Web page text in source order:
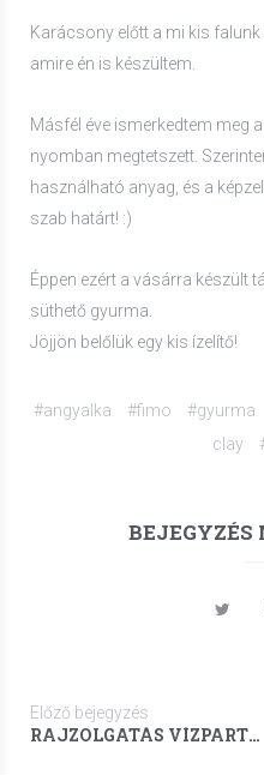
Karácsony előtt a mi kis falunk
amire én is készültem.
Másfél éve ismerkedtem meg
nyomban megtetszett.
használható anyag, és a
szab határt! :)
Éppen ezért a vásárra készült
süthető gyurma.
Jöjjön belőlük egy kis ízelítő!
#angyalka #fimo #gyurma
clay
BEJEGYZÉS
Előző bejegyzés
RAJZOLGATÁS VÍZPARTON